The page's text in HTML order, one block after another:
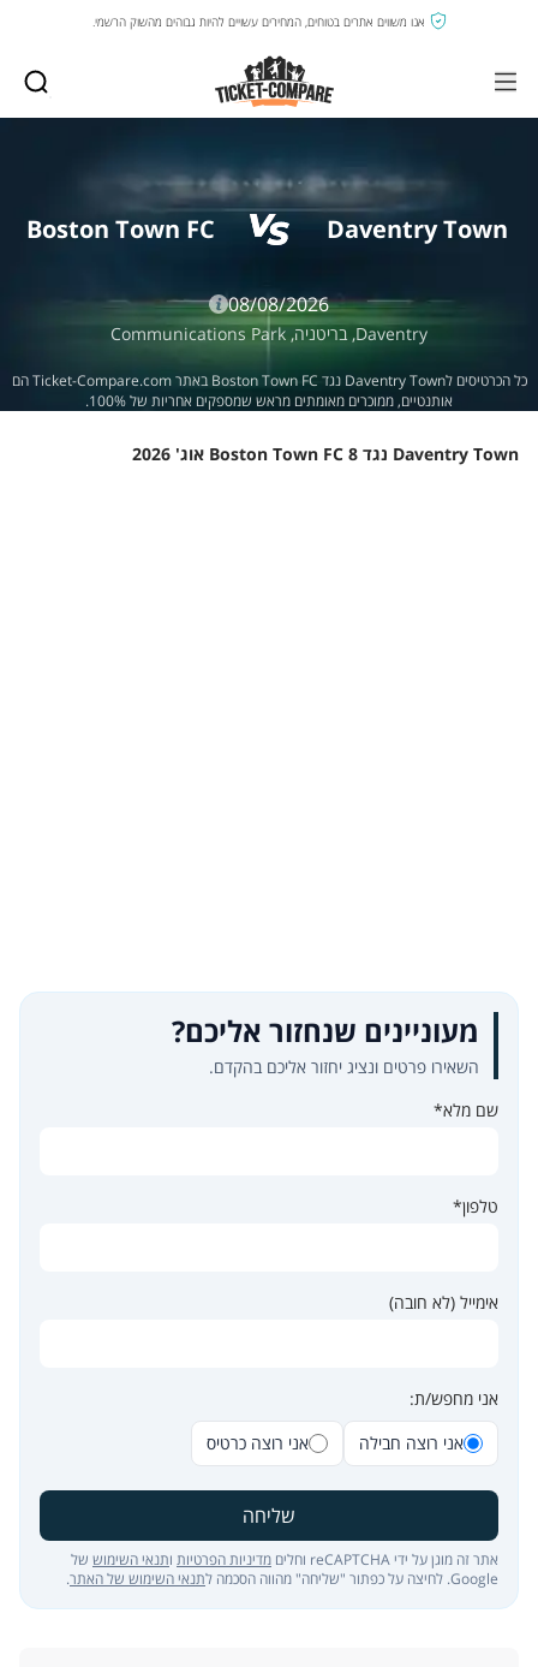
אנו משווים אתרים בטוחים, המחירים עשויים להיות גבוהים מהשוק הרשמי.
Daventry Town
Boston Town FC
08/08/2026
Daventry, בריטניה, Communications Park
כל הכרטיסים לDaventry Town נגד Boston Town FC באתר Ticket-Compare.com הם
אותנטיים, ממוכרים מאומתים מראש שמספקים אחריות של 100%.
Daventry Town נגד Boston Town FC 8 אוג' 2026
מעוניינים שנחזור אליכם?
השאירו פרטים ונציג יחזור אליכם בהקדם.
שם מלא*
טלפון*
אימייל (לא חובה)
אני מחפש/ת:
אני רוצה חבילה
אני רוצה כרטיס
שליחה
אתר זה מוגן על ידי reCAPTCHA וחלים מדיניות הפרטיות ותנאי השימוש של
Google. לחיצה על כפתור "שליחה" מהווה הסכמה ל
תנאי השימוש של האתר.